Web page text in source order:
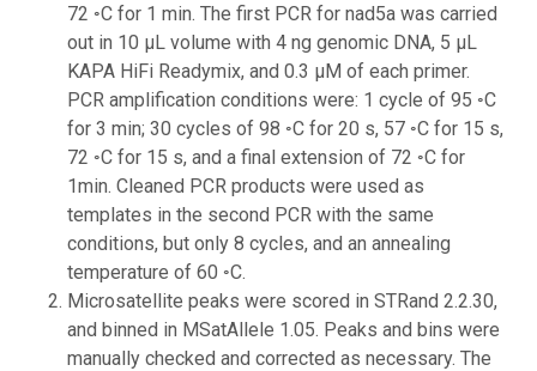
72 ◦C for 1 min. The first PCR for nad5a was carried
out in 10 μL volume with 4 ng genomic DNA, 5 μL
KAPA HiFi Readymix, and 0.3 μM of each primer.
PCR amplification conditions were: 1 cycle of 95 ◦C
for 3 min; 30 cycles of 98 ◦C for 20 s, 57 ◦C for 15 s,
72 ◦C for 15 s, and a final extension of 72 ◦C for
1min. Cleaned PCR products were used as
templates in the second PCR with the same
conditions, but only 8 cycles, and an annealing
temperature of 60 ◦C.
Microsatellite peaks were scored in STRand 2.2.30,
and binned in MSatAllele 1.05. Peaks and bins were
manually checked and corrected as necessary. The